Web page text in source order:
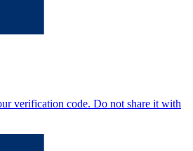
verification code. Do not share it with